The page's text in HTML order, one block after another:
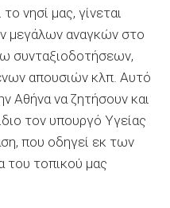
νησί μας, γίνεται
μεγάλων αναγκών στο
συνταξιοδοτήσεων,
απουσιών κλπ. Αυτό
Αθήνα να ζητήσουν και
τον υπουργό Υγείας
που οδηγεί εκ των
του τοπικού μας